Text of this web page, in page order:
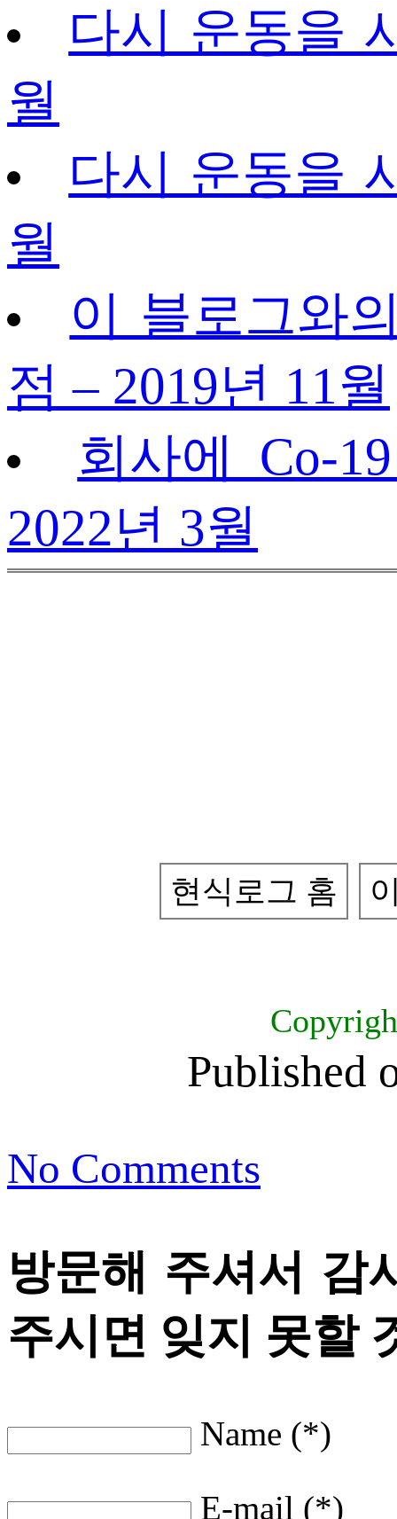
다시 운동을
월
다시 운동을
월
이 블로그와
점 – 2019년 11월
회사에 Co-
2022년 3월
현식로그 홈
Published
No Comments
방문해 주셔서 감
주시면 잊지 못할
Name (*)
E-mail (*)